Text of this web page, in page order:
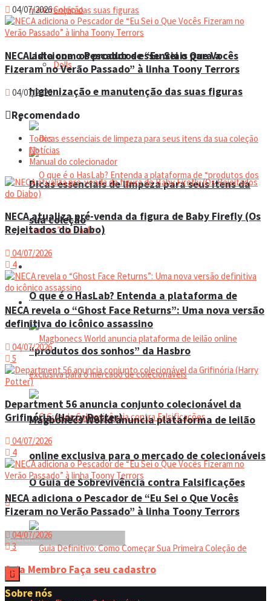
Coleção
Dolls
Manual do colecionador
O que é o HasLab? Entenda a plataforma de
“produtos dos sonhos” da Hasbro
O Guia de Sobrevivência contra Falsificações
Lista com os produtos essenciais para a
higienização e manutenção das suas figuras
Dicas essenciais de limpeza para seus itens da
sua coleção
Eventos
Magbonecs World anuncia plataforma de leilão
online exclusiva para o mercado de colecionáveis
04/07/2026
NECA adiciona o Pescador de “Eu Sei o Que Vocês
Fizeram no Verão Passado” à linha Toony Terrors
04/07/2026
Recomendado
Todos
Notícias
Manual do colecionador
NECA atualiza pré-venda da figura de Baby Firefly (Os
Rejeitados do Diabo)
04/07/2026
4
NECA revela o “Ghost Face Returns”: Uma nova versão
definitiva do icônico assassino
04/07/2026
5
Department 56 anuncia conjunto colecionável da
Grifinória (Harry Potter)
04/07/2026
4
NECA adiciona o Pescador de “Eu Sei o Que Vocês
Fizeram no Verão Passado” à linha Toony Terrors
04/07/2026
3
Seja Membro Faça seu cadastro
Sobre nós